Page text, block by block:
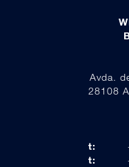
Avda.
28108
t:
t: